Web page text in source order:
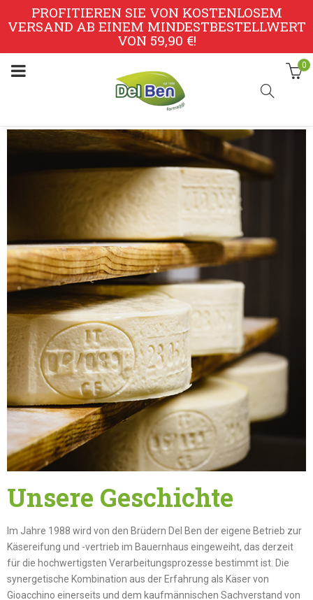
PROFITIEREN SIE VON KOSTENLOSEM
VERSAND AB EINEM MINDESTBESTELLWERT
VON 59,90 €!
0
Unsere Geschichte
Im Jahre 1988 wird von den Brüdern Del Ben der eigene Betrieb zur
Käsereifung und -vertrieb im Bauernhaus eingeweiht, das derzeit
für die hochwertigsten Verarbeitungsprozesse bestimmt ist. Die
synergetische Kombination aus der Erfahrung als Käser von
Gioacchino einerseits und dem kaufmännischen Sachverstand von